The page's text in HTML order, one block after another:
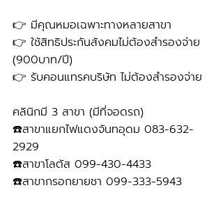
👉 มีคุณหมอเฉพาะทางหลายสาขา
👉 ใช้สิทธิประกันสังคมไม่ต้องสำรองจ่าย
(900บาท/ปี)
👉 รับคอนแทรคบริษัท ไม่ต้องสำรองจ่าย
คลินิกมี 3 สาขา (มีที่จอดรถ)
☎️สาขาแยกไฟแดงจันทอุดม 083-632-
2929
☎️สาขาโลตัส 099-430-4433
☎️สาขากรอกยายชา 099-333-5943